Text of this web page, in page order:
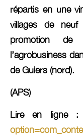
répartis en une
villages de
promotion de
l’agrobusiness
de Guiers (nord).
(APS)
Lire en ligne :